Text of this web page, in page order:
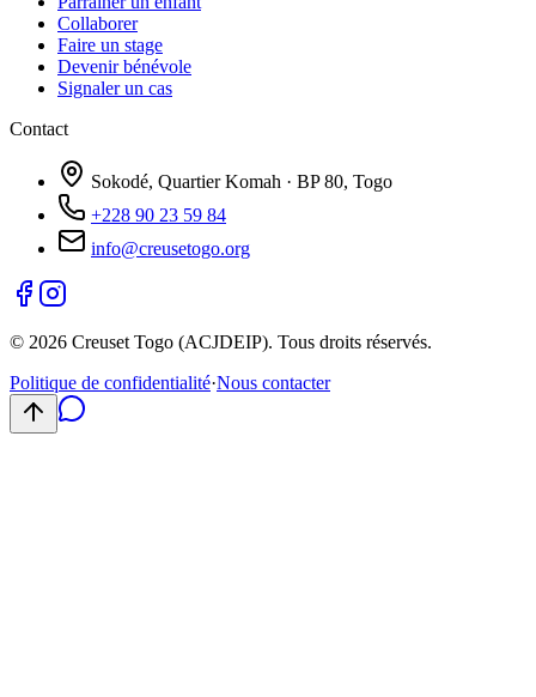
Collaborer
Faire un stage
Devenir bénévole
Signaler un cas
Contact
Sokodé, Quartier Komah · BP 80, Togo
+228 90 23 59 84
info@creusetogo.org
© 2026 Creuset Togo (ACJDEIP). Tous droits réservés.
Politique de confidentialité·Nous contacter